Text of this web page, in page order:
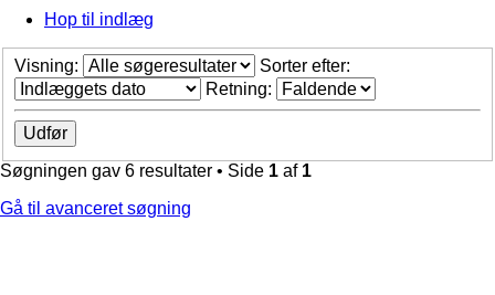
Hop til indlæg
Visning:
Sorter efter:
Retning:
Søgningen gav 6 resultater • Side 1 af 1
Gå til avanceret søgning